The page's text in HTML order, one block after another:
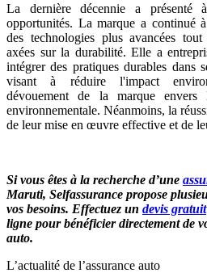
La dernière décennie a
opportunités. La marque a continué
des technologies plus avancées
axées sur la durabilité. Elle a
intégrer des pratiques durables dans
visant à réduire l'impact
dévouement de la marque envers
environnementale. Néanmoins, la
de leur mise en œuvre effective et de
Si vous êtes à la recherche d’une
Maruti, Selfassurance propose
vos besoins. Effectuez un devis gratuit
ligne pour bénéficier directement de
auto.
L’actualité de l’assurance auto